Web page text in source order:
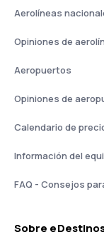
Aerolíneas
Opiniones de
Aeropuertos
Opiniones de
Calendario de
Información del
FAQ - Consejos
Sobre